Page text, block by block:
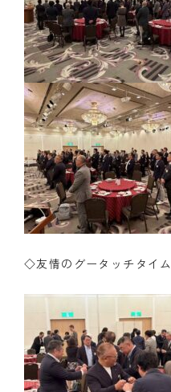
◇友情のグータッチタイム